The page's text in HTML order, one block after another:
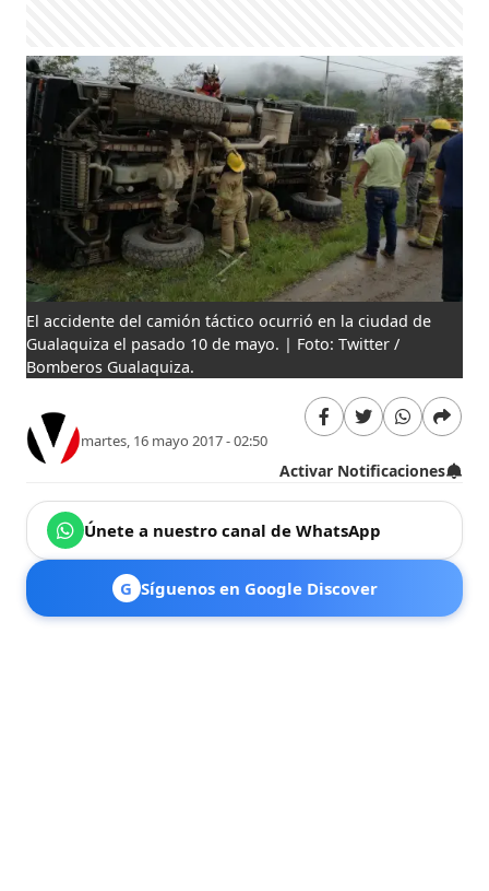
El accidente del camión táctico ocurrió en la ciudad de
Gualaquiza el pasado 10 de mayo. | Foto: Twitter /
Bomberos Gualaquiza.
martes, 16 mayo 2017 - 02:50
Activar Notificaciones
Únete a nuestro canal de WhatsApp
G Síguenos en Google Discover